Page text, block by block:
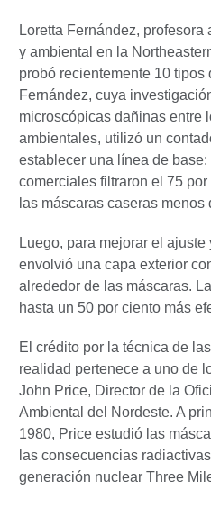
Loretta Fernández, profesora
y ambiental en la
probó recientemente 10 tipos
Fernández, cuya
microscópicas dañinas entre
ambientales, utilizó un
establecer una línea de
comerciales filtraron el 75
las máscaras caseras menos
Luego, para mejorar el
envolvió una capa exterior
alrededor de las máscaras.
hasta un 50 por ciento más
El crédito por la técnica de
realidad pertenece a uno de
John Price, Director de la
Ambiental del Nordeste. A
1980, Price estudió las
las consecuencias
generación nuclear Three